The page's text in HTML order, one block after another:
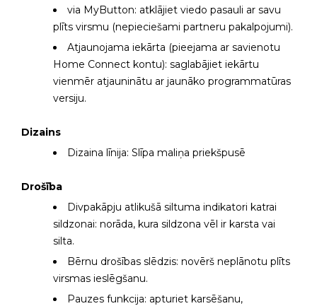
via MyButton: atklājiet viedo pasauli ar savu
plīts virsmu (nepieciešami partneru pakalpojumi).
Atjaunojama iekārta (pieejama ar savienotu
Home Connect kontu): saglabājiet iekārtu
vienmēr atjauninātu ar jaunāko programmatūras
versiju.
Dizains
Dizaina līnija: Slīpa maliņa priekšpusē
Drošība
Divpakāpju atlikušā siltuma indikatori katrai
sildzonai: norāda, kura sildzona vēl ir karsta vai
silta.
Bērnu drošības slēdzis: novērš neplānotu plīts
virsmas ieslēgšanu.
Pauzes funkcija: apturiet karsēšanu,